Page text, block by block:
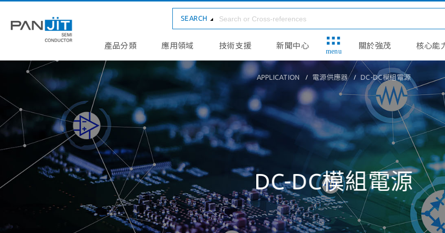
SEARCH
產品分類 應用領域 技術支援 新聞中心
menu
關於強茂 核心能
APPLICATION 電源供應器 DC-DC模組電源
DC-DC模組電源